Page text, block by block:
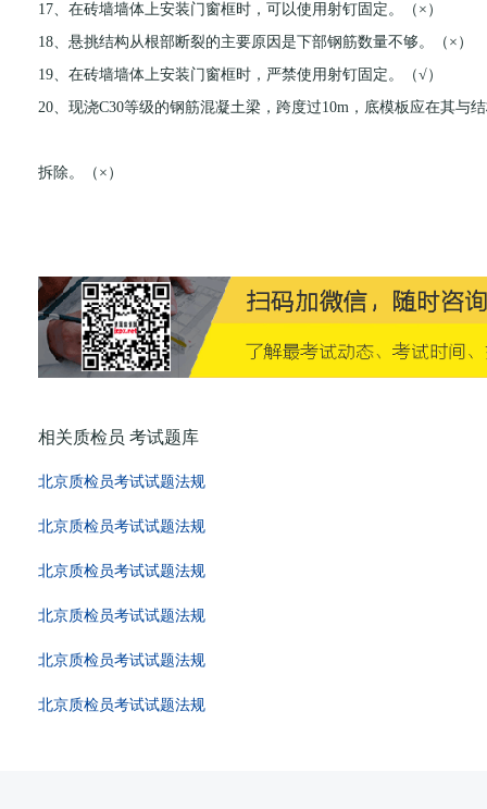
17、在砖墙墙体上安装门窗框时，可以使用射钉固定。（×）
18、悬挑结构从根部断裂的主要原因是下部钢筋数量不够。（×）
19、在砖墙墙体上安装门窗框时，严禁使用射钉固定。（√）
20、现浇C30等级的钢筋混凝土梁，跨度过10m，底模板应在其与
拆除。（×）
相关质检员 考试题库
北京质检员考试试题法规
北京质检员考试试题法规
北京质检员考试试题法规
北京质检员考试试题法规
北京质检员考试试题法规
北京质检员考试试题法规